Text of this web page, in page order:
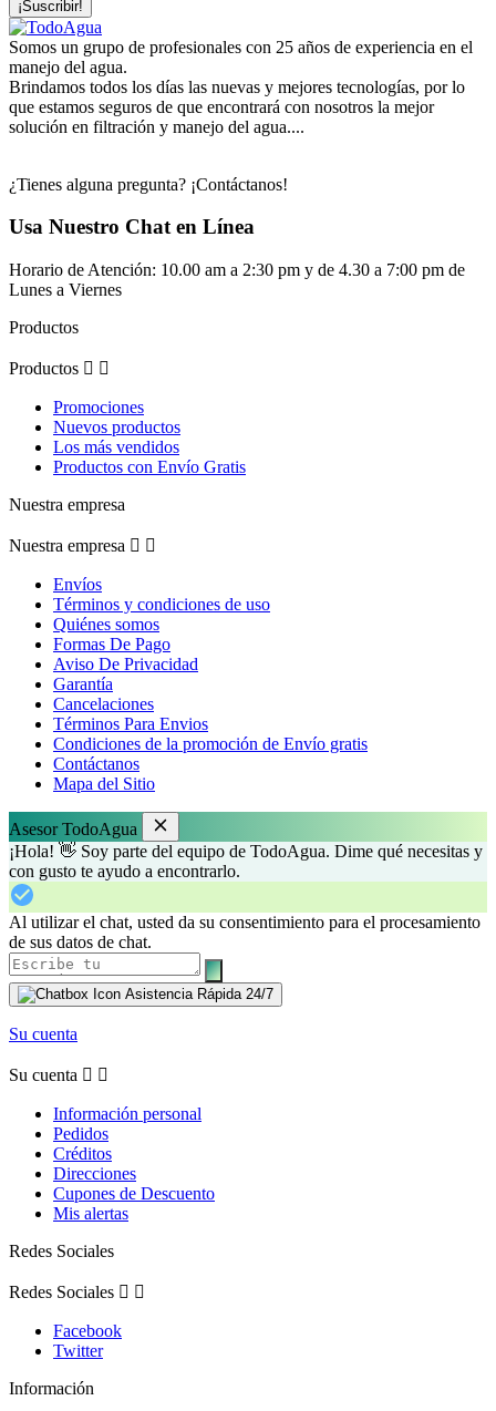
Somos un grupo de profesionales con 25 años de experiencia en el
manejo del agua.
Brindamos todos los días las nuevas y mejores tecnologías, por lo
que estamos seguros de que encontrará con nosotros la mejor
solución en filtración y manejo del agua....
¿Tienes alguna pregunta? ¡Contáctanos!
Usa Nuestro Chat en Línea
Horario de Atención: 10.00 am a 2:30 pm y de 4.30 a 7:00 pm de
Lunes a Viernes
Productos
Productos  
Promociones
Nuevos productos
Los más vendidos
Productos con Envío Gratis
Nuestra empresa
Nuestra empresa  
Envíos
Términos y condiciones de uso
Quiénes somos
Formas De Pago
Aviso De Privacidad
Garantía
Cancelaciones
Términos Para Envios
Condiciones de la promoción de Envío gratis
Contáctanos
Mapa del Sitio
Asesor TodoAgua
¡Hola! 👋 Soy parte del equipo de TodoAgua. Dime qué necesitas y
con gusto te ayudo a encontrarlo.
Al utilizar el chat, usted da su consentimiento para el procesamiento
de sus datos de chat.
Asistencia Rápida 24/7
Su cuenta
Su cuenta  
Información personal
Pedidos
Créditos
Direcciones
Cupones de Descuento
Mis alertas
Redes Sociales
Redes Sociales  
Facebook
Twitter
Información